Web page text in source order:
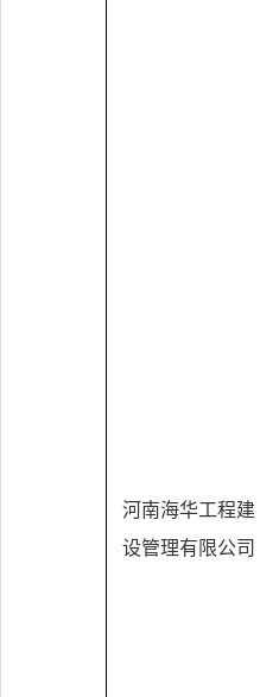
河南海华工程建
设管理有限公司